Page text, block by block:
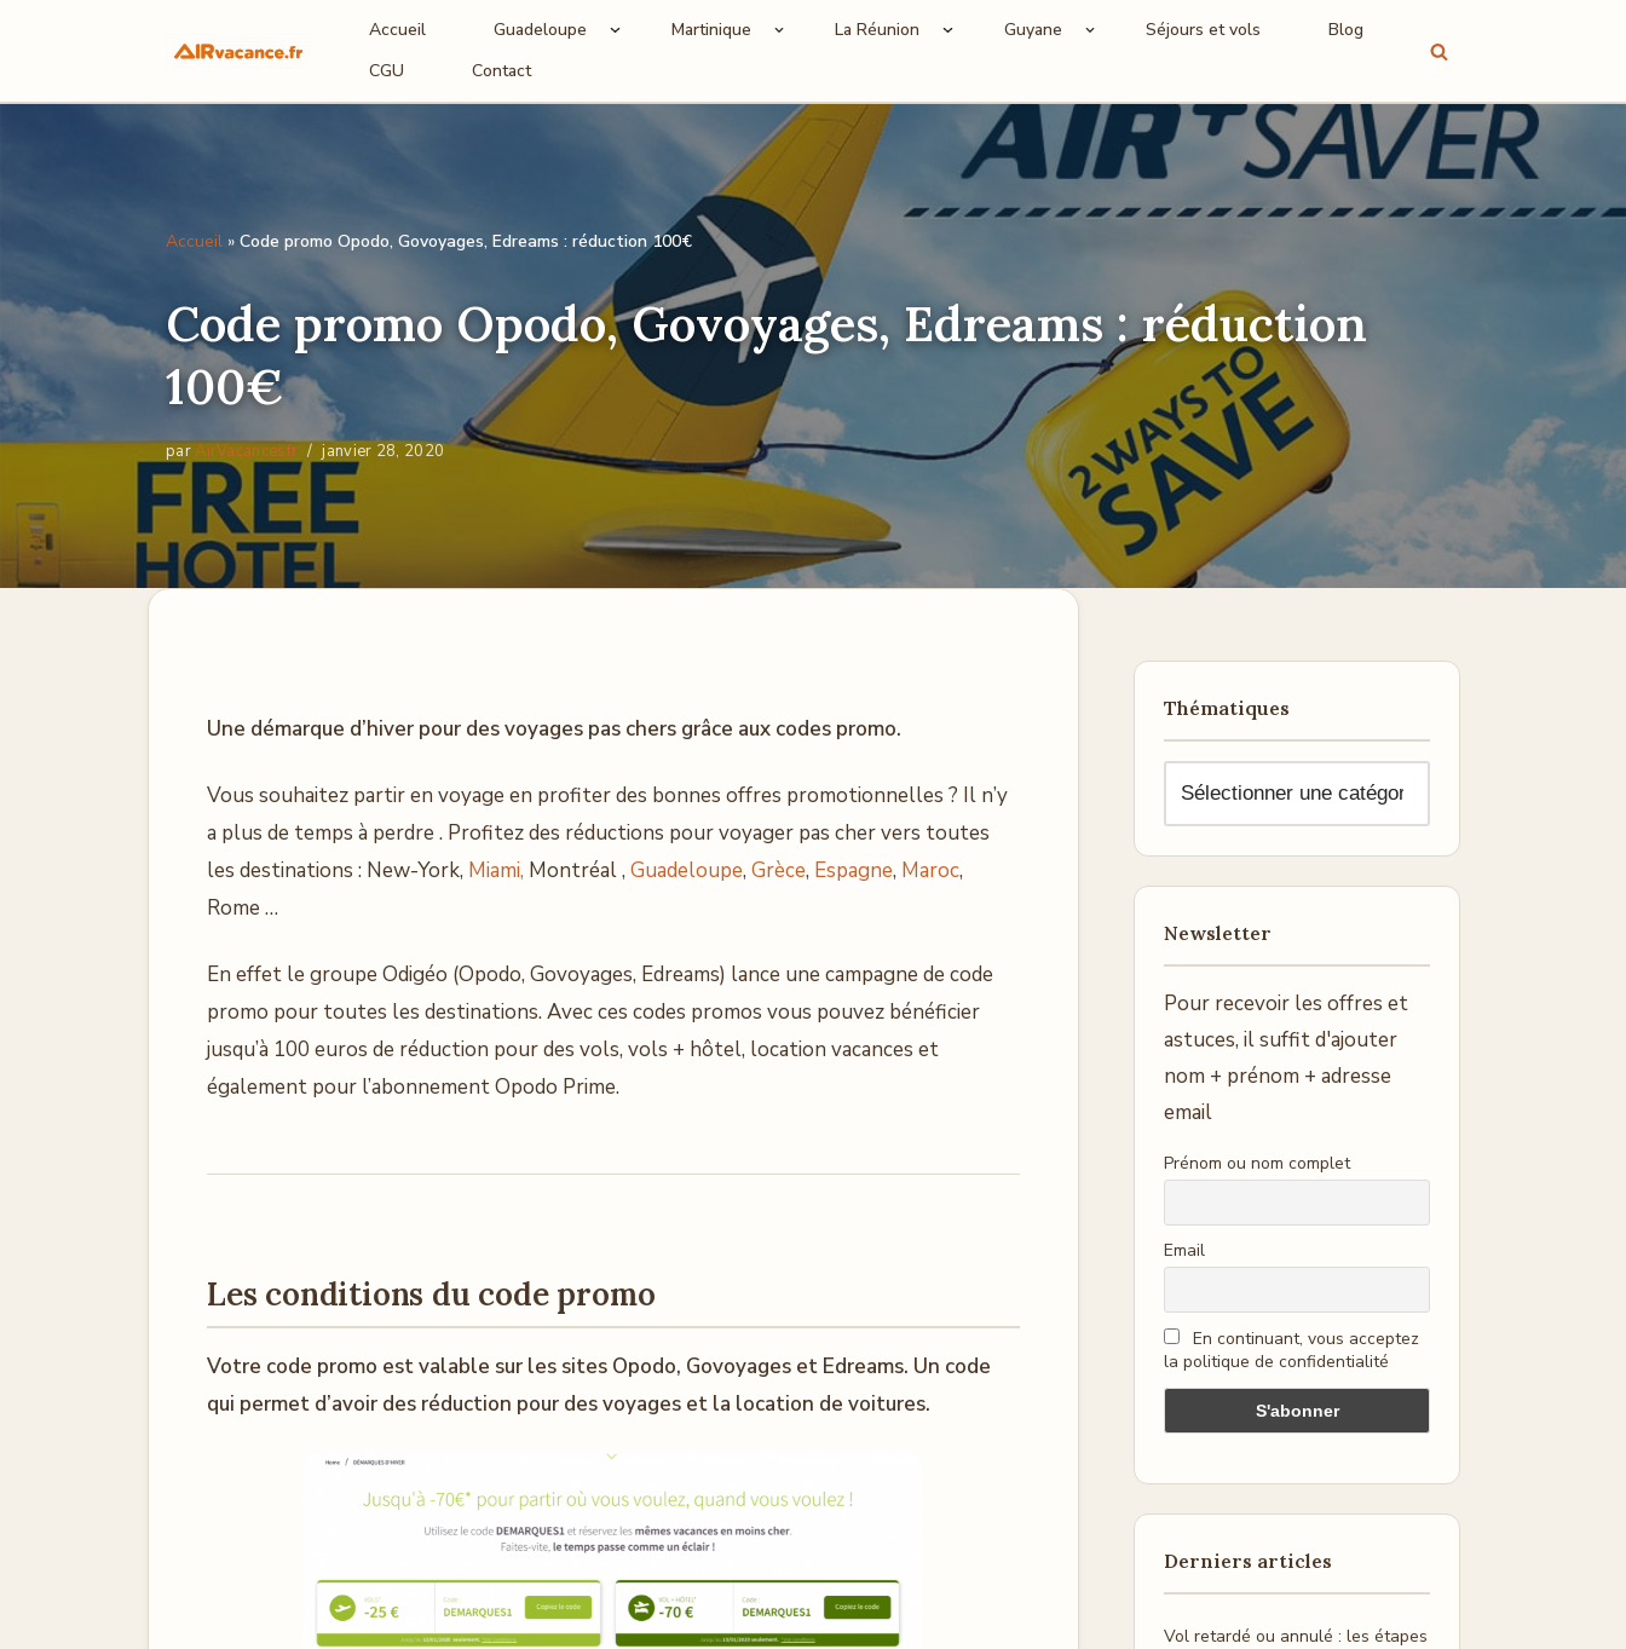
au
Accueil Guadeloupe Martinique La Réunion Guyane Séjours et vols
Blog
CGU
Contact
Accueil » Code promo Opodo, Govoyages, Edreams : réduction 100€
Code promo Opodo, Govoyages, Edreams : réduction
100€
parAirVacancesfr janvier 28, 2020
Une démarque d’hiver pour des voyages pas chers grâce aux codes promo.
Vous souhaitez partir en voyage en profiter des bonnes offres promotionnelles ? Il n’y
a plus de temps à perdre . Profitez des réductions pour voyager pas cher vers toutes
les destinations : New-York, Miami, Montréal , Guadeloupe, Grèce, Espagne, Maroc,
Rome …
En effet le groupe Odigéo (Opodo, Govoyages, Edreams) lance une campagne de code
promo pour toutes les destinations. Avec ces codes promos vous pouvez bénéficier
jusqu’à 100 euros de réduction pour des vols, vols + hôtel, location vacances et
également pour l’abonnement Opodo Prime.
Les conditions du code promo
Votre code promo est valable sur les sites Opodo, Govoyages et Edreams. Un code
qui permet d’avoir des réduction pour des voyages et la location de voitures.
Thématiques
Newsletter
Pour recevoir les offres et
astuces, il suffit d'ajouter
nom + prénom + adresse
email
Prénom ou nom complet
Email
En continuant, vous acceptez
la politique de confidentialité
Derniers articles
Vol retardé ou annulé : les étapes